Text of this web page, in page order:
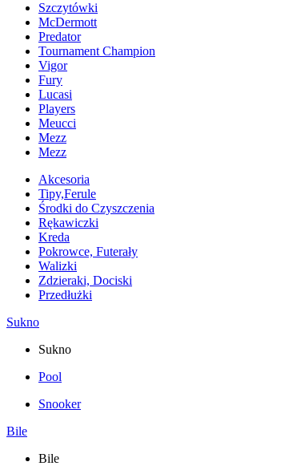
Szczytówki
McDermott
Predator
Tournament Champion
Vigor
Fury
Lucasi
Players
Meucci
Mezz
Mezz
Akcesoria
Tipy,Ferule
Środki do Czyszczenia
Rękawiczki
Kreda
Pokrowce, Futerały
Walizki
Zdzieraki, Dociski
Przedłużki
Sukno
Sukno
Pool
Snooker
Bile
Bile